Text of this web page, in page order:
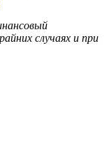
случаях и при